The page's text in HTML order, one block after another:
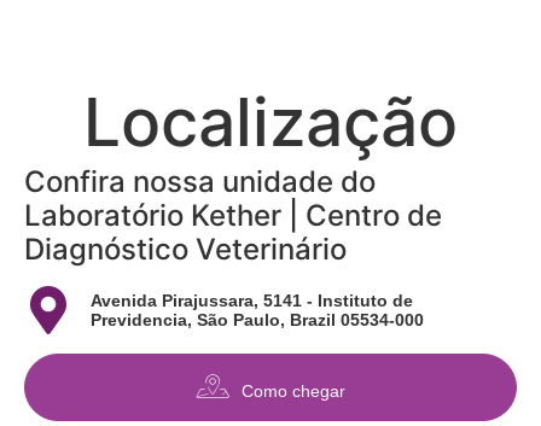
Localização
Confira nossa unidade do
Laboratório Kether | Centro de
Diagnóstico Veterinário
Avenida Pirajussara, 5141 - Instituto de
Previdencia, São Paulo, Brazil 05534-000
Como chegar